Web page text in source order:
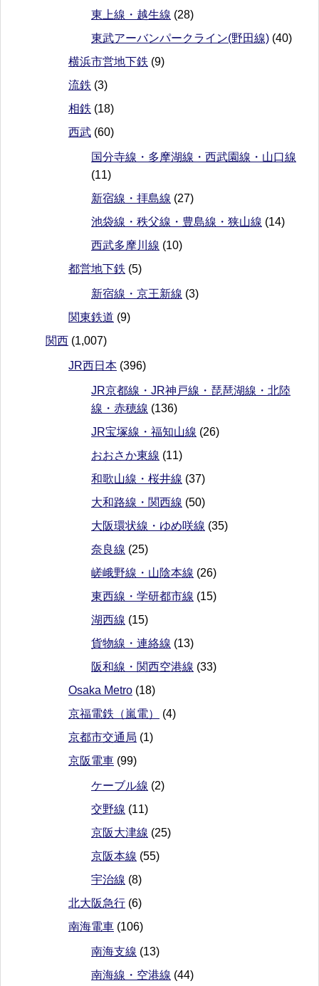
東上線・越生線 (28)
東武アーバンパークライン(野田線) (40)
横浜市営地下鉄 (9)
流鉄 (3)
相鉄 (18)
西武 (60)
国分寺線・多摩湖線・西武園線・山口線
(11)
新宿線・拝島線 (27)
池袋線・秩父線・豊島線・狭山線 (14)
西武多摩川線 (10)
都営地下鉄 (5)
新宿線・京王新線 (3)
関東鉄道 (9)
関西 (1,007)
JR西日本 (396)
JR京都線・JR神戸線・琵琶湖線・北陸
線・赤穂線 (136)
JR宝塚線・福知山線 (26)
おおさか東線 (11)
和歌山線・桜井線 (37)
大和路線・関西線 (50)
大阪環状線・ゆめ咲線 (35)
奈良線 (25)
嵯峨野線・山陰本線 (26)
東西線・学研都市線 (15)
湖西線 (15)
貨物線・連絡線 (13)
阪和線・関西空港線 (33)
Osaka Metro (18)
京福電鉄（嵐電）
(4)
京都市交通局 (1)
京阪電車 (99)
ケーブル線 (2)
交野線 (11)
京阪大津線 (25)
京阪本線 (55)
宇治線 (8)
北大阪急行 (6)
南海電車 (106)
南海支線 (13)
南海線・空港線 (44)